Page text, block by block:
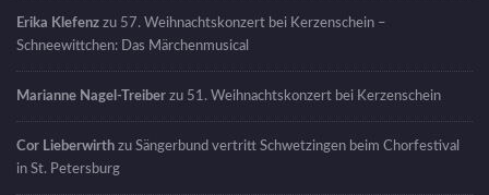
Erika Klefenz zu 57. Weihnachtskonzert bei Kerzenschein –
Schneewittchen: Das Märchenmusical
Marianne Nagel-Treiber zu 51. Weihnachtskonzert bei Kerzenschein
Cor Lieberwirth zu Sängerbund vertritt Schwetzingen beim Chorfestival
in St. Petersburg